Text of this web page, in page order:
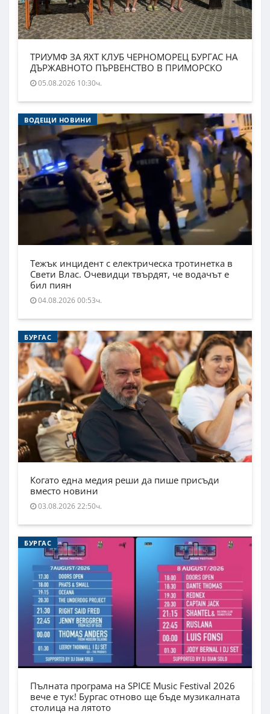
ТРИУМФ ЗА ЯХТ КЛУБ ЧЕРНОМОРЕЦ БУРГАС НА
ДЪРЖАВНОТО ПЪРВЕНСТВО В ПРИМОРСКО
05.08.2026 10:30ч.
ВОДЕЩИ НОВИНИ
Тежък инцидент с електрическа тротинетка в
Свети Влас. Очевидци твърдят, че водачът е
бил пиян
04.08.2026 00:53ч.
БУРГАС
Когато една медия реши да пише присъди
вместо новини
03.08.2026 22:50ч.
БУРГАС
Пълната програма на SPICE Music Festival 2026
вече е тук! Бургас отново ще бъде музикалната
столица на лятото